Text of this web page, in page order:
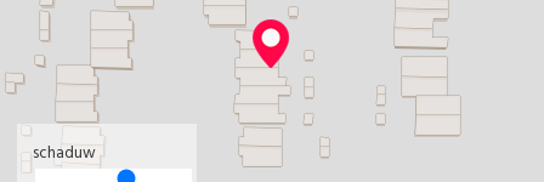
schaduw